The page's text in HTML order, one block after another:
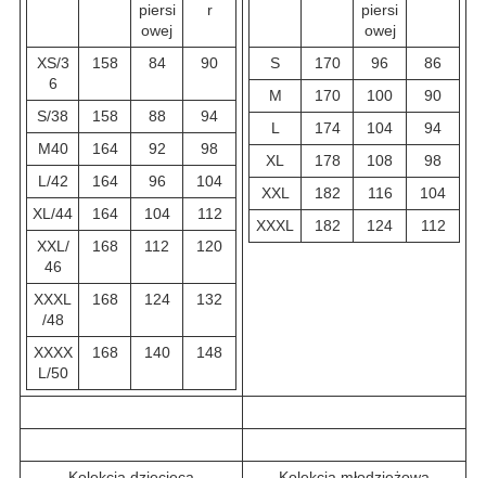
piersi
owej
r
XS/3
6
158 84 90
S/38 158 88
94
M40
164 92
98
L/42
164 96
104
XL/44
164 104
112
XXL/
46
168 112 120
XXXL
/48
168 124 132
XXXX
L/50
168 140 148
piersi
owej
S 170 96
86
M
170 100
90
L
174 104
94
XL
178 108
98
XXL
182 116
104
XXXL
182 124 112